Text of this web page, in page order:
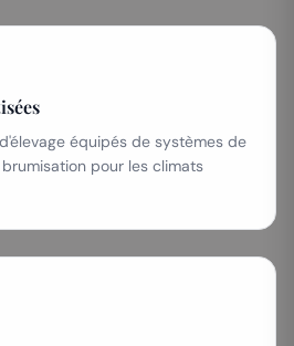
équipés de systèmes de
pour les climats